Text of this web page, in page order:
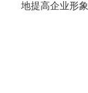
地提高企业形